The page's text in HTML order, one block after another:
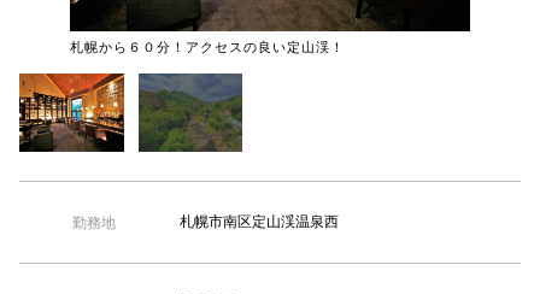
札幌から６０分！アクセスの良い定山渓！
勤務地 札幌市南区定山渓温泉西